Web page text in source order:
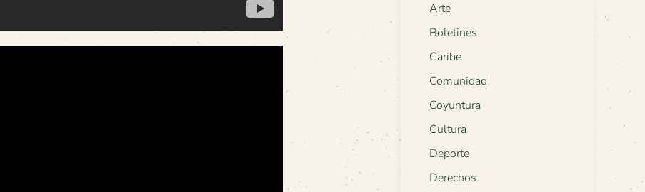
Arte
Boletines
Caribe
Comunidad
Coyuntura
Cultura
Deporte
Derechos